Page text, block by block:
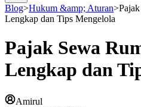
Blog>Hukum &amp; Aturan>
Lengkap dan Tips Mengelola
Pajak Sewa
Lengkap dan
Amirul